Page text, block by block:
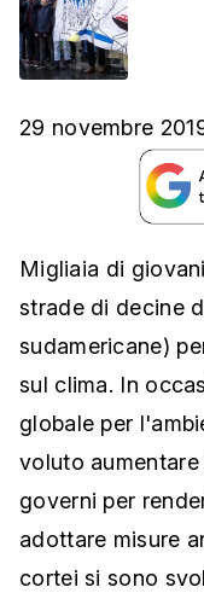
29 novembre
Migliaia di
strade di decine
sudamericane)
sul clima. In
globale per
voluto
governi per
adottare misure
cortei si sono